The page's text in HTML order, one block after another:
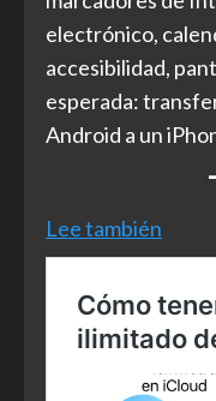
electrónico,
accesibilidad,
esperada:
Android a un
Lee también